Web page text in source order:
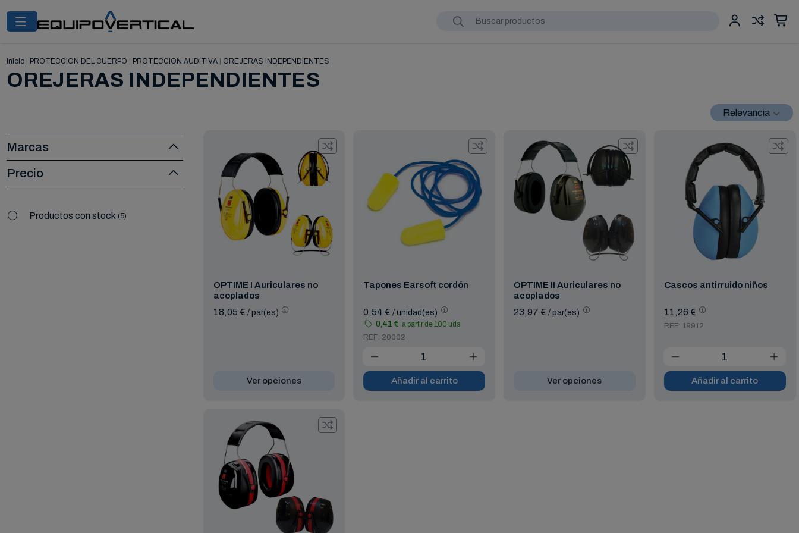
Inicio| PROTECCION DEL CUERPO | PROTECCION AUDITIVA| OREJERAS INDEPENDIENTES
OREJERAS INDEPENDIENTES
Relevancia
OPTIME I Auriculares no
acoplados
18,05 € / par(es)
Ver opciones
Tapones Earsoft cordón
0,54 €/ unidad(es)
0,41 € a partir de 100 uds
REF: 20002
Añadir al carrito
OPTIME II Auriculares no
acoplados
23,97 € / par(es)
Ver opciones
Cascos antirruido niños
11,26 €
REF: 19912
Añadir al carrito
Marcas
Precio
Productos con stock 5